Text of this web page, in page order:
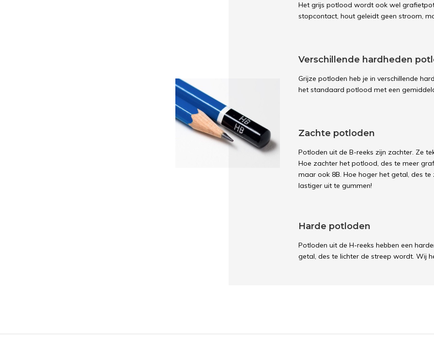
Het grijs potlood wordt ook wel
stopcontact, hout geleidt geen stroom,
Verschillende hardheden
Grijze potloden heb je in verschillende
het standaard potlood met een
Zachte potloden
Potloden uit de B-reeks zijn zachter. Ze
Hoe zachter het potlood, des te meer
maar ook 8B. Hoe hoger het getal, des
lastiger uit te gummen!
Harde potloden
Potloden uit de H-reeks hebben een
getal, des te lichter de streep wordt. Wij